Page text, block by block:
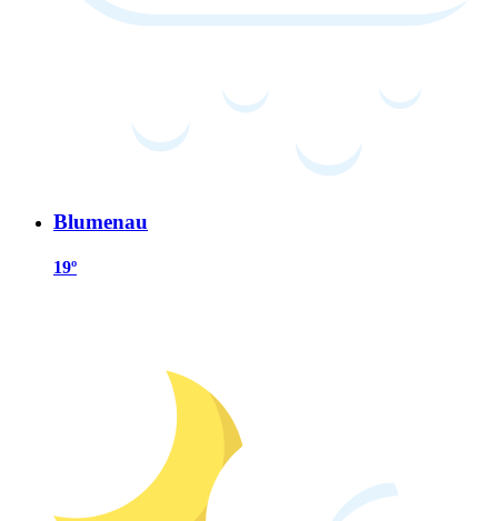
Blumenau
19º